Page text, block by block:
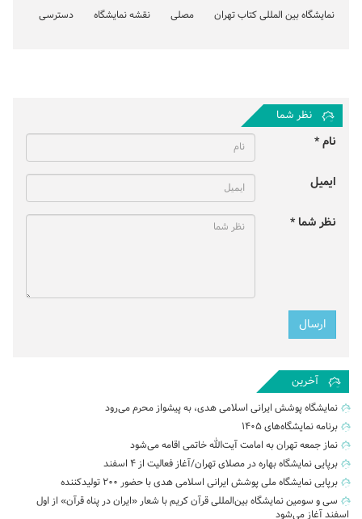
نمایشگاه بین المللی کتاب تهران
مصلی نقشه نمایشگاه دسترسی
نظر شما
نام *
ایمیل
نظر شما *
آخرین
نمایشگاه پوشش ایرانی اسلامی هدی، به پیشواز محرم می‌رود
برنامه نمایشگاه‌های ۱۴۰۵
نماز جمعه تهران به امامت آیت‌الله خاتمی اقامه می‌شود
برپایی نمایشگاه بهاره در مصلای تهران/آغاز فعالیت از ۴ اسفند
برپایی نمایشگاه ملی پوشش ایرانی اسلامی هدی با حضور ۲۰۰ تولیدکننده
سی و سومین نمایشگاه بین‌المللی قرآن کریم با شعار «ایران در پناه قرآن» از اول
اسفند آغاز می‌شود